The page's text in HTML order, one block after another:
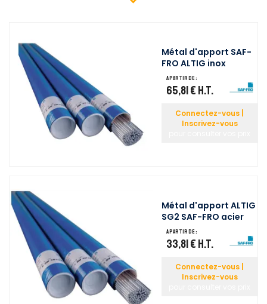
Métal d'apport SAF-
FRO ALTIG inox
A partir de :
65,81 € H.T.
Connectez-vous |
Inscrivez-vous
Métal d'apport ALTIG
SG2 SAF-FRO acier
A partir de :
33,81 € H.T.
Connectez-vous |
Inscrivez-vous